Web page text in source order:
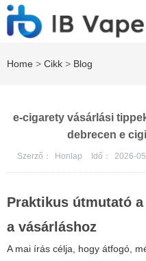
Home > Cikk > Blog
e-cigarety vásárlási
debrecen e
Szerző： Honlap Idő： 2026-
Praktikus útmutató
a vásárláshoz
A mai írás célja, hogy átfogó,